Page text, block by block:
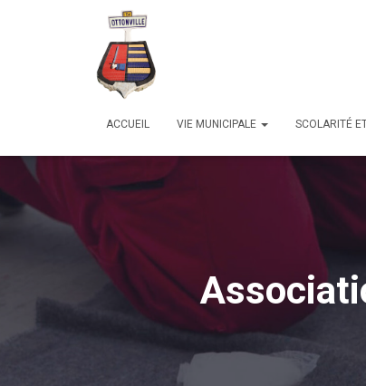
ACCUEIL VIE MUNICIPALE SCOLARITÉ